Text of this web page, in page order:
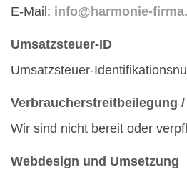
E-Mail: info@harmonie-
Umsatzsteuer-ID
Umsatzsteuer-
Verbraucher­streit­beilegung
Wir sind nicht bereit oder
Webdesign und Umsetzung